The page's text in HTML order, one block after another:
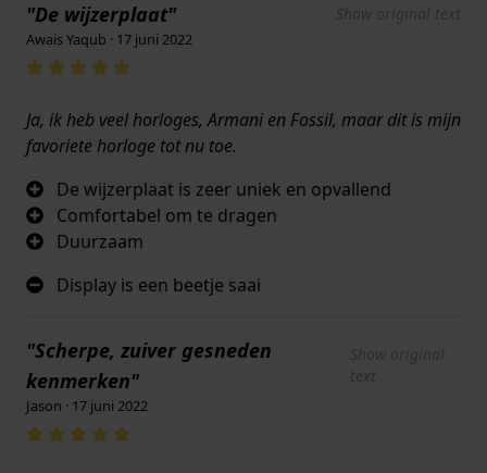
"De wijzerplaat" Show original text
Awais Yaqub · 17 juni 2022
Ja, ik heb veel horloges, Armani en Fossil, maar dit is mijn
favoriete horloge tot nu toe.
De wijzerplaat is zeer uniek en opvallend
Comfortabel om te dragen
Duurzaam
Display is een beetje saai
"Scherpe, zuiver gesneden
kenmerken"
Show original
text
Jason · 17 juni 2022